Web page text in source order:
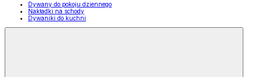
Dywany do pokoju dziennego
Nakładki na schody
Dywaniki do kuchni